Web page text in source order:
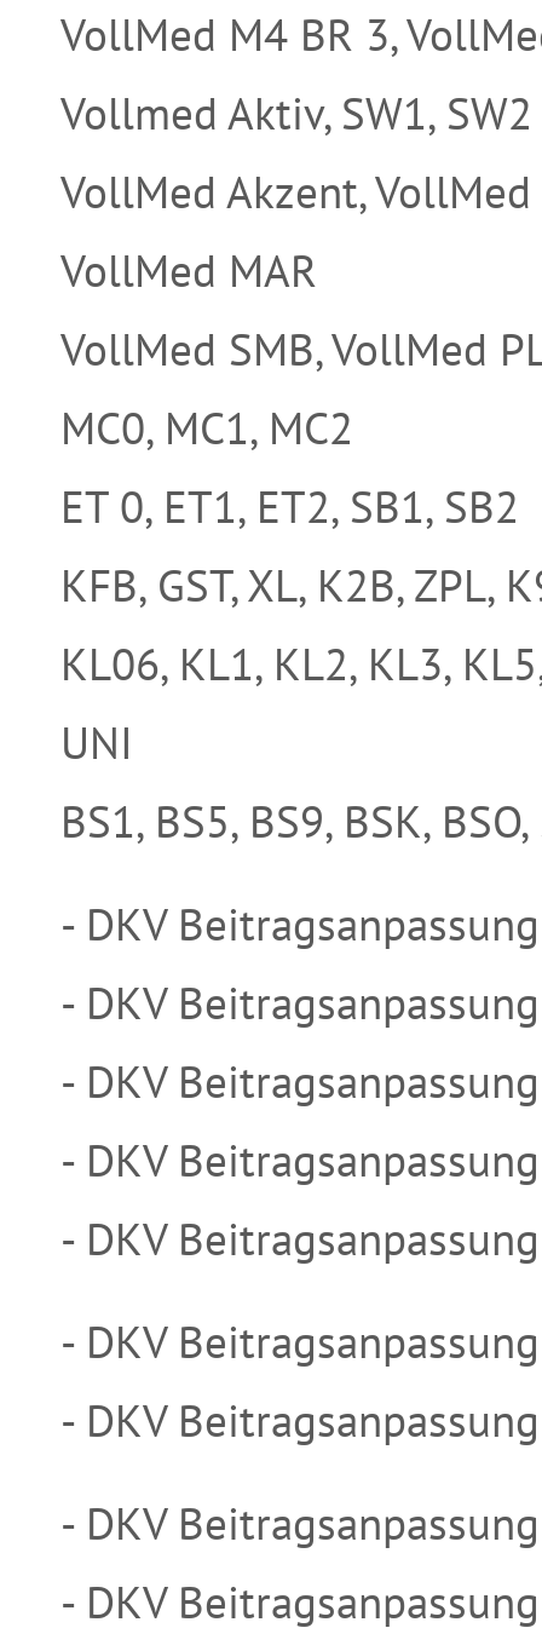
VollMed M4 BR 3,
Vollmed Aktiv, SW1, SW2
VollMed Akzent,
VollMed MAR
VollMed SMB, VollMed
MC0, MC1, MC2
ET 0, ET1, ET2, SB1, SB2
KFB, GST, XL, K2B, ZPL,
KL06, KL1, KL2, KL3,
UNI
BS1, BS5, BS9, BSK,
- DKV
- DKV
- DKV
- DKV
- DKV
- DKV
- DKV
- DKV
- DKV